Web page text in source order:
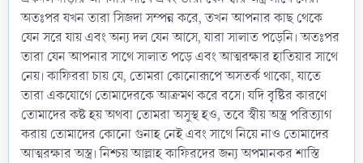
অতঃপর যখন তারা সিজদা সম্পন্ন করে, তখন আপনার কাছ থেকে
যেন সরে যায় এবং অন্য দল যেন আসে, যারা সালাত পড়েনি। অতঃপর
তারা যেন আপনার সাথে সালাত পড়ে এবং আত্মরক্ষার হাতিয়ার সাথে
নেয়। কাফিররা চায় যে, তোমরা কোনোরূপে অসতর্ক থাকো, যাতে
তারা একযোগে তোমাদেরকে আক্রমণ করে বসে। যদি বৃষ্টির কারণে
তোমাদের কষ্ট হয় অথবা তোমরা অসুস্থ হও, তবে স্বীয় অস্ত্র পরিত্যাগ
করায় তোমাদের কোনো গুনাহ নেই এবং সাথে নিয়ে নাও তোমাদের
আত্মরক্ষার অস্ত্র। নিশ্চয় আল্লাহ কাফিরদের জন্য অপমানকর শাস্তি